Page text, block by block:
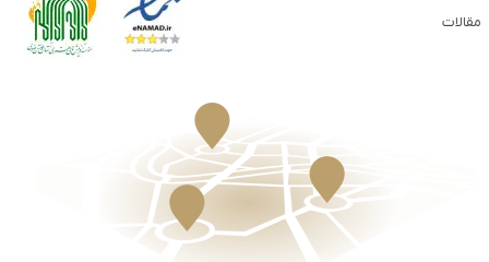
مقالات